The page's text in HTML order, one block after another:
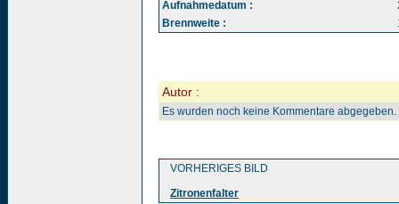
Aufnahmedatum :
Brennweite :
Autor :
Es wurden noch keine Kommentare abgegeben.
VORHERIGES BILD
Zitronenfalter